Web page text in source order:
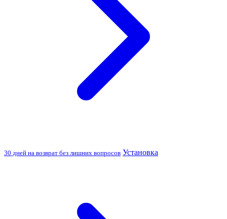
30 дней на возврат без лишних вопросов Установка